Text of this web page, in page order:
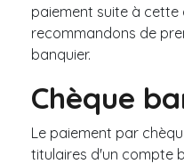
paiement suite à
recommandons de
banquier.
Chèque
Le paiement par
titulaires d'un compte